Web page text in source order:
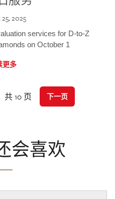
2025
services for D-to-Z
on October 1
更多
共 10 页 下一页
会喜欢